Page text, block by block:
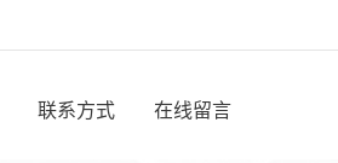
联系方式 在线留言